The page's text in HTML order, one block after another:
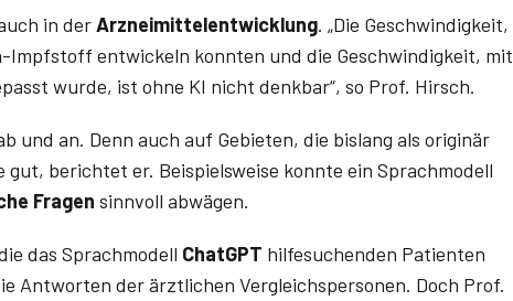
in derArzneimittelentwicklung. „Die Geschwindigkeit,
Impfstoff entwickeln konnten und die Geschwindigkeit, mit
wurde, ist ohne KI nicht denkbar“, so Prof. Hirsch.
und an. Denn auch auf Gebieten, die bislang als originär
gut, berichtet er. Beispielsweise konnte ein Sprachmodell
Fragen sinnvoll abwägen.
das Sprachmodell ChatGPT hilfesuchenden Patienten
Antworten der ärztlichen Vergleichspersonen. Doch Prof.